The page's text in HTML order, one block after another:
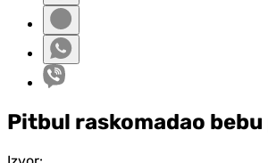
Pitbul raskomadao